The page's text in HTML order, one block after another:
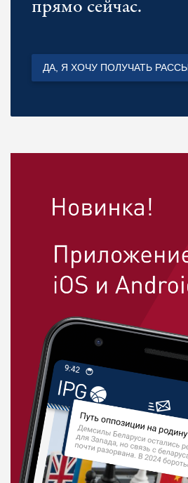
прямо сейчас.
ДА, Я ХОЧУ ПОЛУЧАТЬ